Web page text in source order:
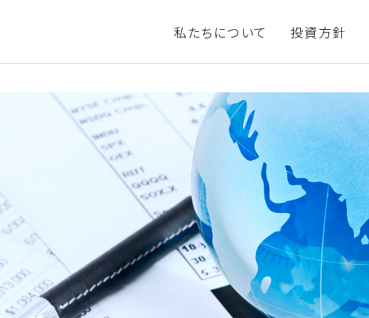
私たちについて 投資方針